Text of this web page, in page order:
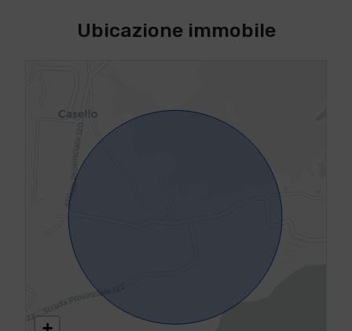
Ubicazione immobile